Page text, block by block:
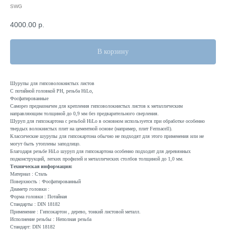
SWG
4000.00 р.
В корзину
Шурупы для гипсоволокнистых листов
С потайной головкой PH, резьба HiLo,
Фосфатированные
Саморез предназначен для крепления гипсоволокнистых листов к металлическим
направляющим толщиной до 0,9 мм без предварительного сверления.
Шуруп для гипсокартона с резьбой HiLo в основном используется при обработке особенно
твердых волокнистых плит на цементной основе (например, плит Fermacell).
Классические шурупы для гипсокартона обычно не подходят для этого применения или не
могут быть утоплены заподлицо.
Благодаря резьбе HiLo шуруп для гипсокартона особенно подходит для деревянных
подконструкций, легких профилей и металлических столбов толщиной до 1,0 мм.
Техническая информация:
Материал : Сталь
Поверхность : Фосфатированный
Диаметр головки :
Форма головки : Потайная
Стандарты : DIN 18182
Применение : Гипсокартон , дерево, тонкий листовой металл.
Исполнение резьбы : Неполная резьба
Стандарт: DIN 18182